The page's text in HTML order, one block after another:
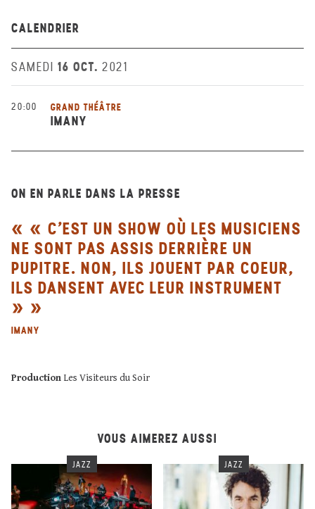
CALENDRIER
SAMEDI 16 OCT. 2021
20:00 GRAND THÉÂTRE
IMANY
ON EN PARLE DANS LA PRESSE
« C’EST UN SHOW OÙ LES MUSICIENS
NE SONT PAS ASSIS DERRIÈRE UN
PUPITRE. NON, ILS JOUENT PAR COEUR,
ILS DANSENT AVEC LEUR INSTRUMENT
»
IMANY
Production Les Visiteurs du Soir
VOUS AIMEREZ AUSSI
JAZZ JAZZ